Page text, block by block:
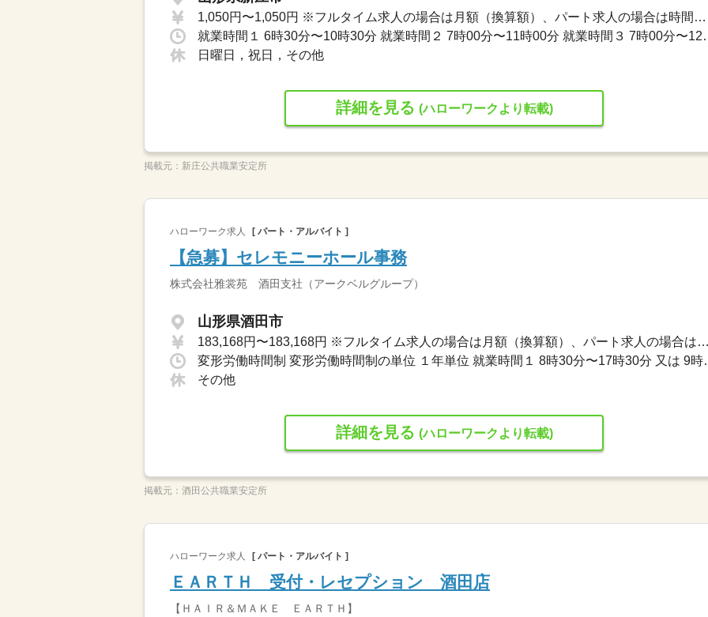
1,050円〜1,050円 ※フルタイム求人の場合は月額（換算額）、パート求人の場合は時間額を表示しています。
就業時間１ 6時30分〜
日曜日，祝日，その他
詳細を見る (ハローワークより転載)
掲載元： 新庄公共職業安定所
ハローワーク求人 [ パート・アルバイト ]
【急募】セレモニーホール事務
株式会社雅裳苑 酒田支社（アークベルグループ）
山形県酒田市
183,168円〜183,168円 ※フルタイム求人の場合は月額（換算額）、パート求人の場合は時間額を表示しています。
変形労働時間制 変形労働
その他
詳細を見る (ハローワークより転載)
掲載元： 酒田公共職業安定所
ハローワーク求人 [ パート・アルバイト ]
ＥＡＲＴＨ 受付・レセプション 酒田店
【ＨＡＩＲ＆ＭＡＫＥ ＥＡＲＴＨ】